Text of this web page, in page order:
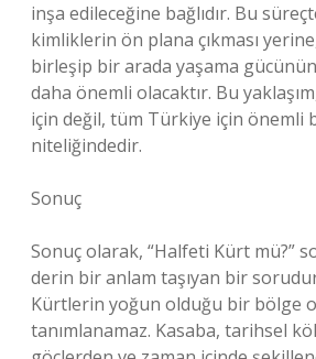
inşa edileceğine bağlıdır. Bu
kimliklerin ön plana çıkması
birleşip bir arada yaşama
daha önemli olacaktır. Bu
için değil, tüm Türkiye için önemli
niteliğindedir.
Sonuç
Sonuç olarak, “Halfeti Kürt mü?”
derin bir anlam taşıyan bir
Kürtlerin yoğun olduğu bir bölge
tanımlanamaz. Kasaba, tarihsel